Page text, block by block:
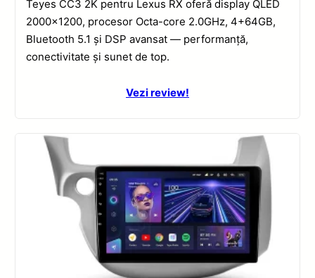
Teyes CC3 2K pentru Lexus RX oferă display QLED
2000×1200, procesor Octa-core 2.0GHz, 4+64GB,
Bluetooth 5.1 și DSP avansat — performanță,
conectivitate și sunet de top.
Vezi review!